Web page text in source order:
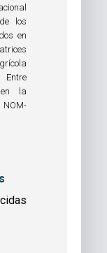
los
en
la